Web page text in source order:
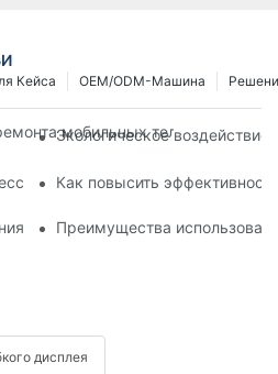
OEM/ODM-Машина
Кейса
мобильных телефонов с
Экологическое
для вашего устройства
Как повысить
для ремонта телефонов при
Преимущества
дисплея